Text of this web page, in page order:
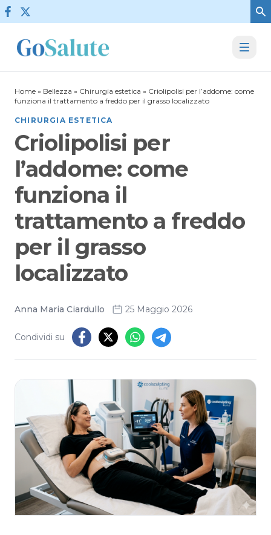
Vai al contenuto
Home » Bellezza » Chirurgia estetica » Criolipolisi per l’addome: come
funziona il trattamento a freddo per il grasso localizzato
CHIRURGIA ESTETICA
Criolipolisi per
l’addome: come
funziona il
trattamento a freddo
per il grasso
localizzato
Anna Maria Ciardullo 25 Maggio 2026
Condividi su